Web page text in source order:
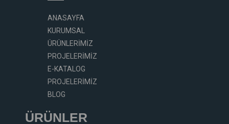
ANASAYFA
KURUMSAL
ÜRÜNLERIMIZ
PROJELERIMIZ
E-KATALOG
PROJELERIMIZ
BLOG
ÜRÜNLER